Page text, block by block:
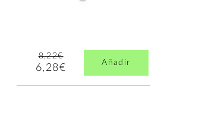
8,22€
6,28€ Añadir